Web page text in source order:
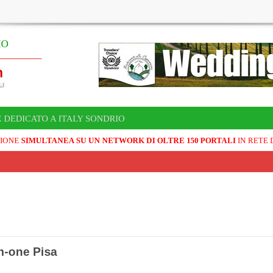
A ITALY SONDRIO
SIMULTANEA SU UN NETWORK DI OLTRE 150 PORTALIIN RETE
one Pisa